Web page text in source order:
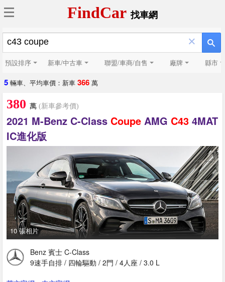
FindCar找車網
×
預設排序 新車/中古車 聯盟/車商/自售 廠牌 縣市
5 輛車、平均車價：新車 366 萬
380 萬 (新車參考價)
2021 M-Benz C-Class Coupe AMG C43 4MAT
IC進化版
10 張相片
Benz 賓士 C-Class
9速手自排 / 四輪驅動 / 2門 / 4人座 / 3.0 L